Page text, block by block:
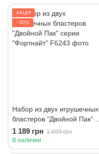
АКЦІЯ
−30%
Набор из двух игрушечных
бластеров "Двойной Пак"
серии "Фортнайт"
1 189 грн 1 699 грн
В наличии